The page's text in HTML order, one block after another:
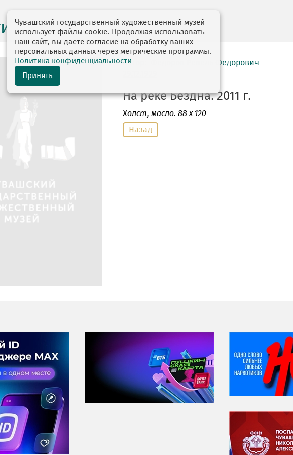
выставок
автор: Федоров Ревель Федорович
На реке Бездна. 2011 г.
Холст, масло. 88 х 120
Назад
НИ ДНЯ БЕЗ
06 августа
Яков
Вебер
Чувашский государственный художественный музей
использует файлы cookie. Продолжая использовать
наш сайт, вы даёте согласие на обработку ваших
персональных данных через метрические программы.
Политика конфиденциальности
Принять